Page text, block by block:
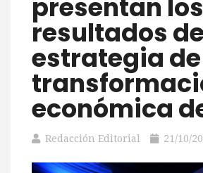
presentan los
resultados
estrategia de
económica
Redacción Editorial 21/10/